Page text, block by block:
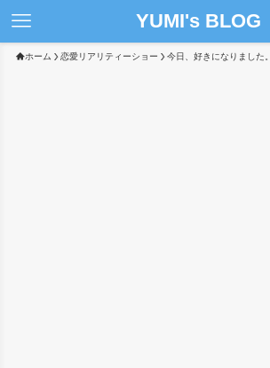
YUMI's BLOG
ホーム 恋愛リアリティーショー 今日、好きになりました。